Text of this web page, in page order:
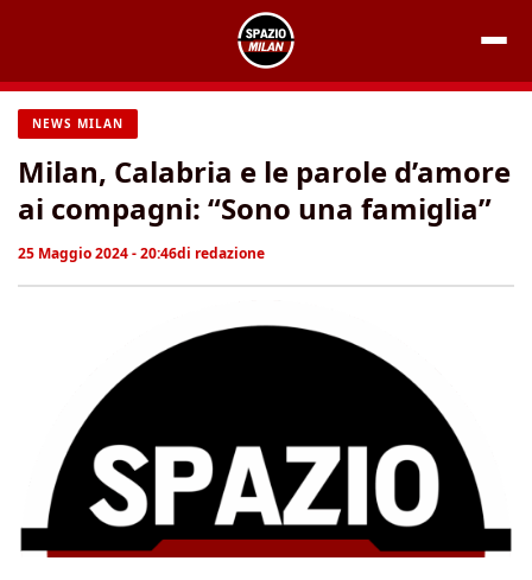
contenuto
NEWS MILAN
Milan, Calabria e le parole d’amore
ai compagni: “Sono una famiglia”
25 Maggio 2024 - 20:46di redazione